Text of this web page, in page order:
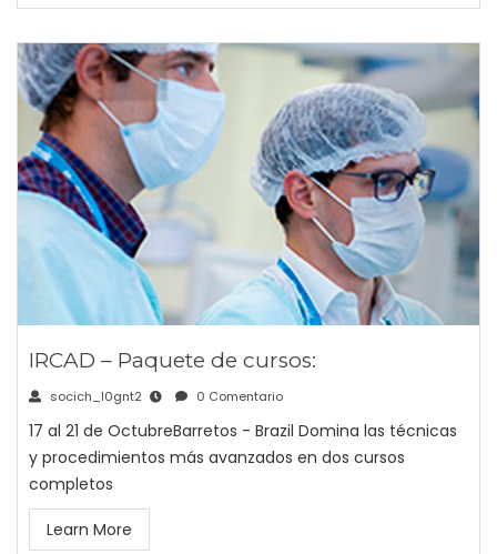
IRCAD – Paquete de cursos:
socich_l0gnt2 0 Comentario
17 al 21 de OctubreBarretos - Brazil Domina las técnicas
y procedimientos más avanzados en dos cursos
completos
Learn More